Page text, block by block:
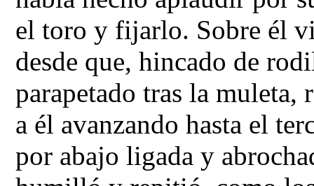
el toro y fijarlo. Sobre él
desde que, hincado de
parapetado tras la
a él avanzando hasta el
por abajo ligada y